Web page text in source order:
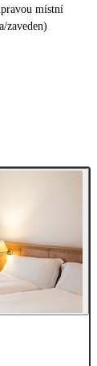
místní
zaveden)